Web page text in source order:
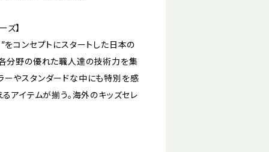
】
コンセプトにスタートした日本の
分野の優れた職人達の技術力を集
ーやスタンダードな中にも特別を感
アイテムが揃う。海外のキッズセレ